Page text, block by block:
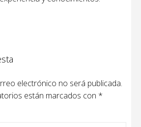
electrónico no será publicada.
están marcados con *